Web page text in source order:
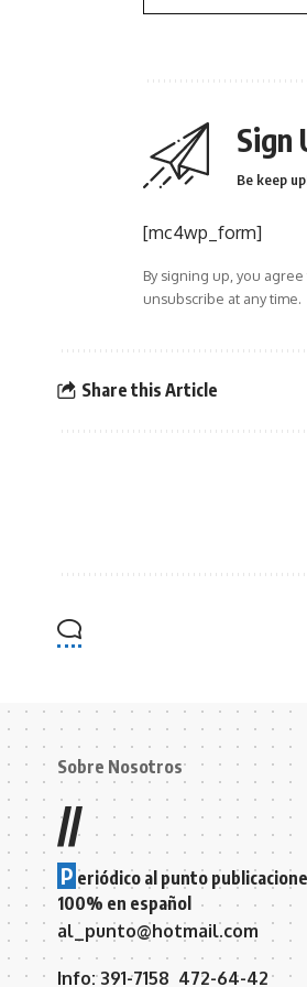
Sign
Be keep
[mc4wp_form]
By signing up, you
unsubscribe at any time.
Share this Article
Sobre Nosotros
//
P eriódico al punto
100% en español
al_punto@hotmail.com
Info: 391-7158 472-64-42